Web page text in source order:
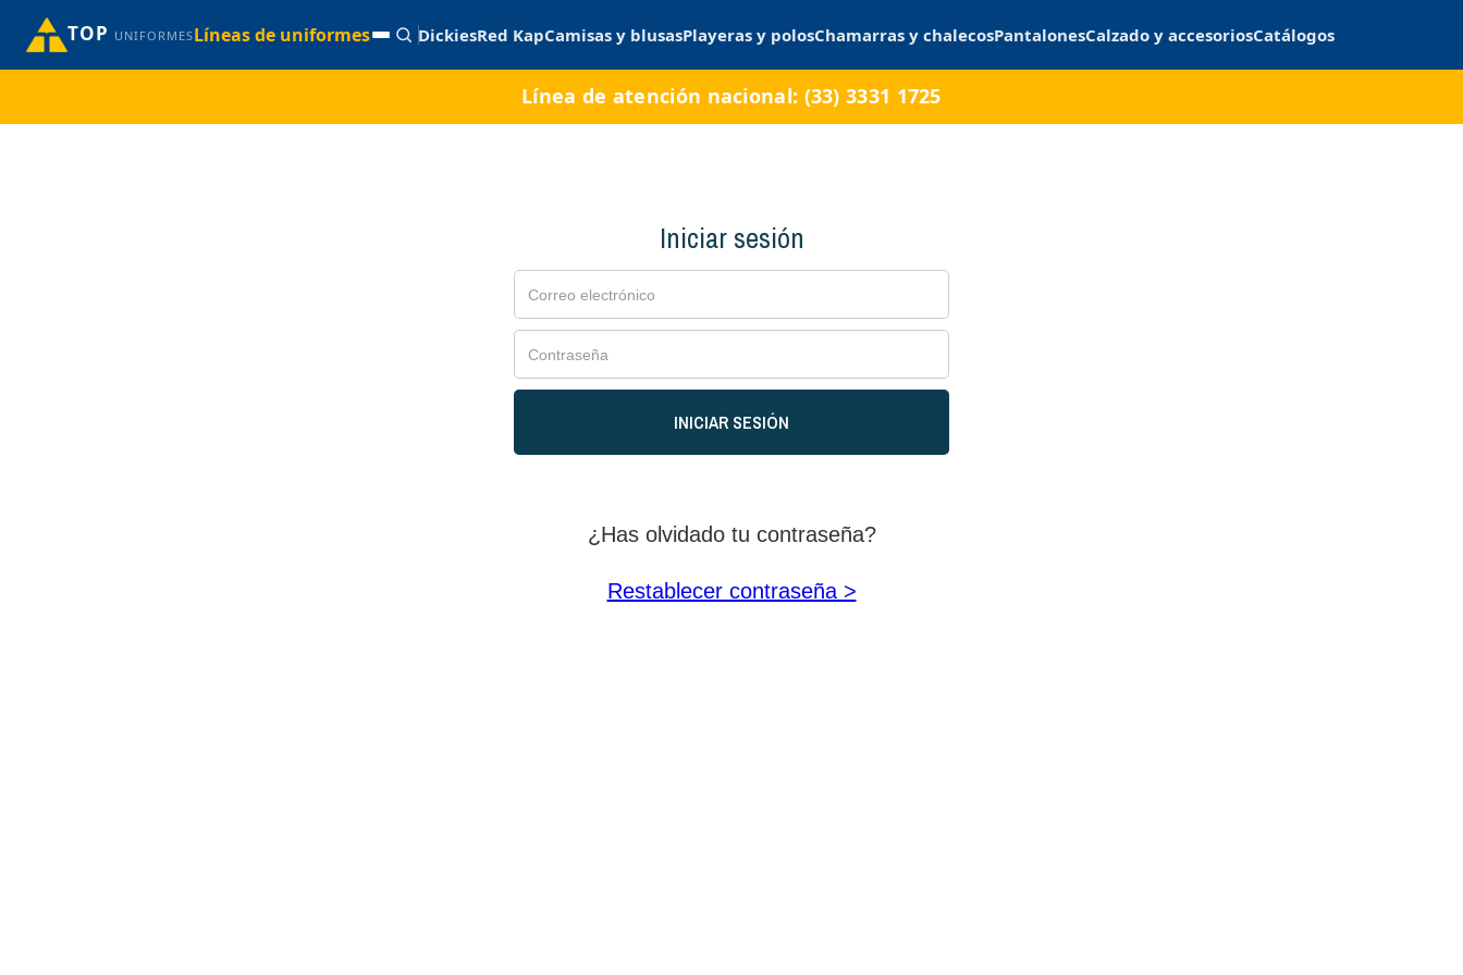
TOP UNIFORMESLíneas de uniformes DickiesRed KapCamisas y blusasPlayeras y polosChamarras y chalecosPantalonesCalzado y accesoriosCatálogos
Línea de atención nacional: (33) 3331 1725
Iniciar sesión
INICIAR SESIÓN
¿Has olvidado tu contraseña?
Restablecer contraseña >